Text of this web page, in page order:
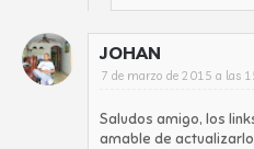
JOHAN
7 de marzo de 2015 a las
Saludos amigo, los
amable de